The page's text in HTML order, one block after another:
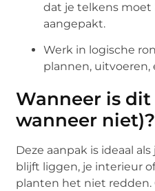
dat je telkens
aangepakt.
Werk in logische
plannen, uitvoeren,
Wanneer is
wanneer niet)?
Deze aanpak is ideaal
blijft liggen, je interieur
planten het niet redden.